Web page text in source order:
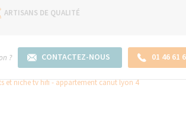
ARTISANS DE QUALITÉ
? CONTACTEZ-NOUS 01 46 61
et niche tv hifi - appartement canut lyon 4